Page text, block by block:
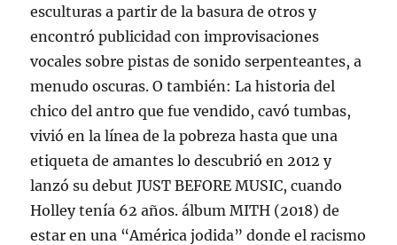
esculturas a partir de la basura de otros y
encontró publicidad con improvisaciones
vocales sobre pistas de sonido serpenteantes, a
menudo oscuras. O también: La historia del
chico del antro que fue vendido, cavó tumbas,
vivió en la línea de la pobreza hasta que una
etiqueta de amantes lo descubrió en 2012 y
lanzó su debut JUST BEFORE MUSIC, cuando
Holley tenía 62 años. álbum MITH (2018) de
estar en una “América jodida” donde el racismo